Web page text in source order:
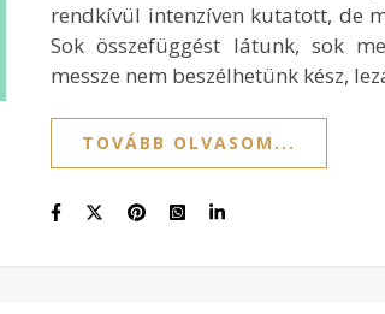
rendkívül intenzíven kutatott, de
Sok összefüggést látunk, sok
messze nem beszélhetünk kész,
TOVÁBB OLVASOM...